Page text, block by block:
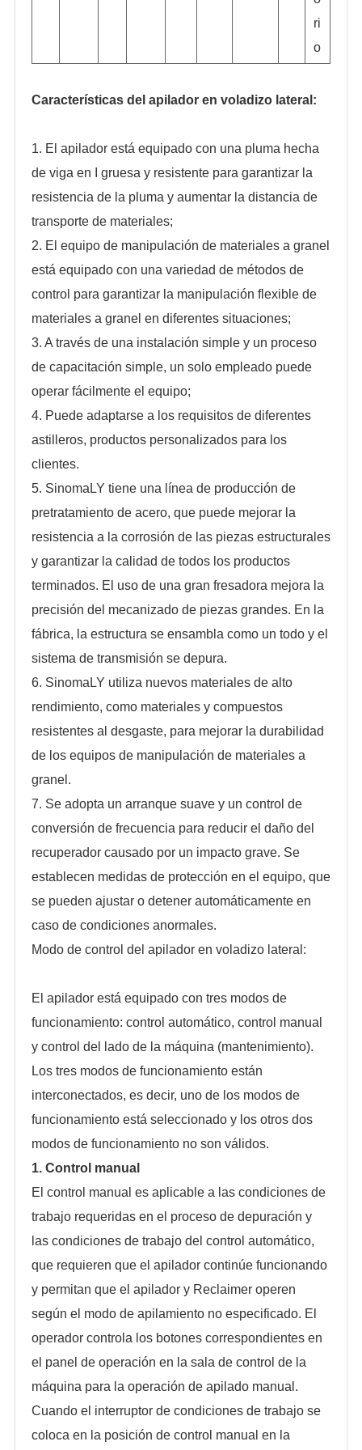
ri
o
Características del apilador en voladizo lateral:
1. El apilador está equipado con una pluma hecha
de viga en I gruesa y resistente para garantizar la
resistencia de la pluma y aumentar la distancia de
transporte de materiales;
2. El equipo de manipulación de materiales a granel
está equipado con una variedad de métodos de
control para garantizar la manipulación flexible de
materiales a granel en diferentes situaciones;
3. A través de una instalación simple y un proceso
de capacitación simple, un solo empleado puede
operar fácilmente el equipo;
4. Puede adaptarse a los requisitos de diferentes
astilleros, productos personalizados para los
clientes.
5. SinomaLY tiene una línea de producción de
pretratamiento de acero, que puede mejorar la
resistencia a la corrosión de las piezas estructurales
y garantizar la calidad de todos los productos
terminados. El uso de una gran fresadora mejora la
precisión del mecanizado de piezas grandes. En la
fábrica, la estructura se ensambla como un todo y el
sistema de transmisión se depura.
6. SinomaLY utiliza nuevos materiales de alto
rendimiento, como materiales y compuestos
resistentes al desgaste, para mejorar la durabilidad
de los equipos de manipulación de materiales a
granel.
7. Se adopta un arranque suave y un control de
conversión de frecuencia para reducir el daño del
recuperador causado por un impacto grave. Se
establecen medidas de protección en el equipo, que
se pueden ajustar o detener automáticamente en
caso de condiciones anormales.
Modo de control del apilador en voladizo lateral:
El apilador está equipado con tres modos de
funcionamiento: control automático, control manual
y control del lado de la máquina (mantenimiento).
Los tres modos de funcionamiento están
interconectados, es decir, uno de los modos de
funcionamiento está seleccionado y los otros dos
modos de funcionamiento no son válidos.
1. Control manual
El control manual es aplicable a las condiciones de
trabajo requeridas en el proceso de depuración y
las condiciones de trabajo del control automático,
que requieren que el apilador continúe funcionando
y permitan que el apilador y Reclaimer operen
según el modo de apilamiento no especificado. El
operador controla los botones correspondientes en
el panel de operación en la sala de control de la
máquina para la operación de apilado manual.
Cuando el interruptor de condiciones de trabajo se
coloca en la posición de control manual en la